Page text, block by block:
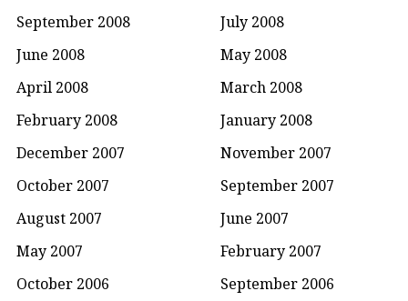
September 2008
July 2008
June 2008
May 2008
April 2008
March 2008
February 2008
January 2008
December 2007
November 2007
October 2007
September 2007
August 2007
June 2007
May 2007
February 2007
October 2006
September 2006